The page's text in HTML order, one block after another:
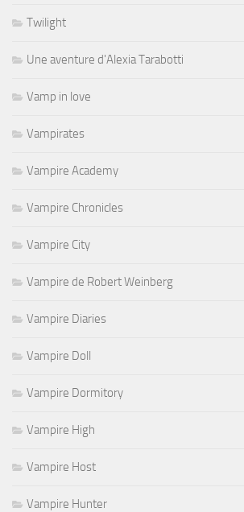
Twilight
Une aventure d'Alexia Tarabotti
Vamp in love
Vampirates
Vampire Academy
Vampire Chronicles
Vampire City
Vampire de Robert Weinberg
Vampire Diaries
Vampire Doll
Vampire Dormitory
Vampire High
Vampire Host
Vampire Hunter